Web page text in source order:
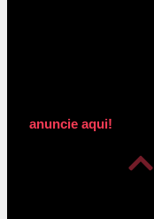
anuncie aqui!